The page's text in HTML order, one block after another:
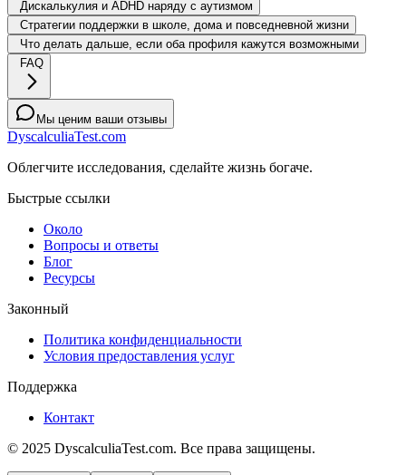
Дискалькулия и ADHD наряду с аутизмом
Стратегии поддержки в школе, дома и повседневной жизни
Что делать дальше, если оба профиля кажутся возможными
FAQ
Мы ценим ваши отзывы
DyscalculiaTest.com
Облегчите исследования, сделайте жизнь богаче.
Быстрые ссылки
Около
Вопросы и ответы
Блог
Ресурсы
Законный
Политика конфиденциальности
Условия предоставления услуг
Поддержка
Контакт
© 2025 DyscalculiaTest.com. Все права защищены.